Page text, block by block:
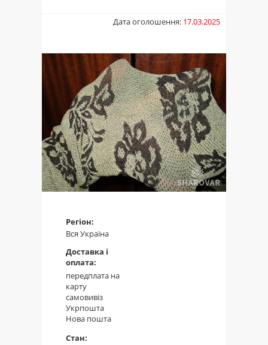
Дата оголошення: 17.03.2025
Регіон:
Вся Україна
Доставка і
оплата:
передплата на
карту
самовивіз
Укрпошта
Нова пошта
Стан: